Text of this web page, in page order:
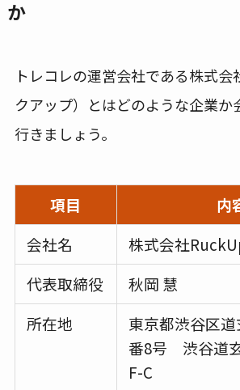
か
トレコレの運営会社である株式
クアップ）とはどのような企業か
行きましょう。
項目
内
会社名
株式会社
代表取締役
秋岡 慧
所在地
東京都渋谷区
番8号 渋谷道
F-C